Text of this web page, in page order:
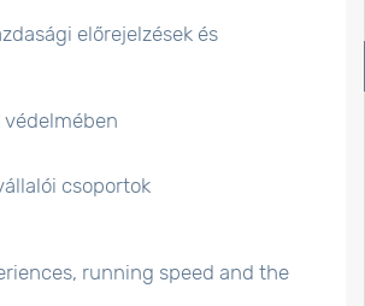
előrejelzések és
csoportok
running speed and the